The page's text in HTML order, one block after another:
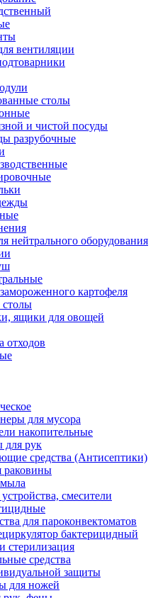
вентиляции
столы
и чистой посуды
разрубочные
нейтрального оборудования
картофеля
столы
ящики для овощей
отходов
для мусора
накопительные
для рук
средства (Антисептики)
раковины
смесители
для пароконвектоматов
бактерицидный
стерилизация
средства
защиты
для ножей